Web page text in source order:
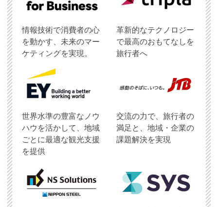
情報技術で消費者の心
を動かす、未来のマー
ケティングを実現。
革新的なテクノロジー
で最高のおもてなしを
旅行者へ
世界水準の豊富なノウ
ハウを活かして、地域
ごとに最適な観光支援
を提供
交流の力で、旅行者の
満足と、地域・企業の
課題解決を実現